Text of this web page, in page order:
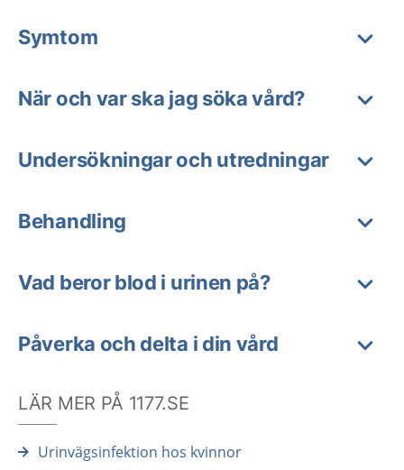
Symtom
När och var ska jag söka vård?
Undersökningar och utredningar
Behandling
Vad beror blod i urinen på?
Påverka och delta i din vård
LÄR MER PÅ 1177.SE
Urinvägsinfektion hos kvinnor